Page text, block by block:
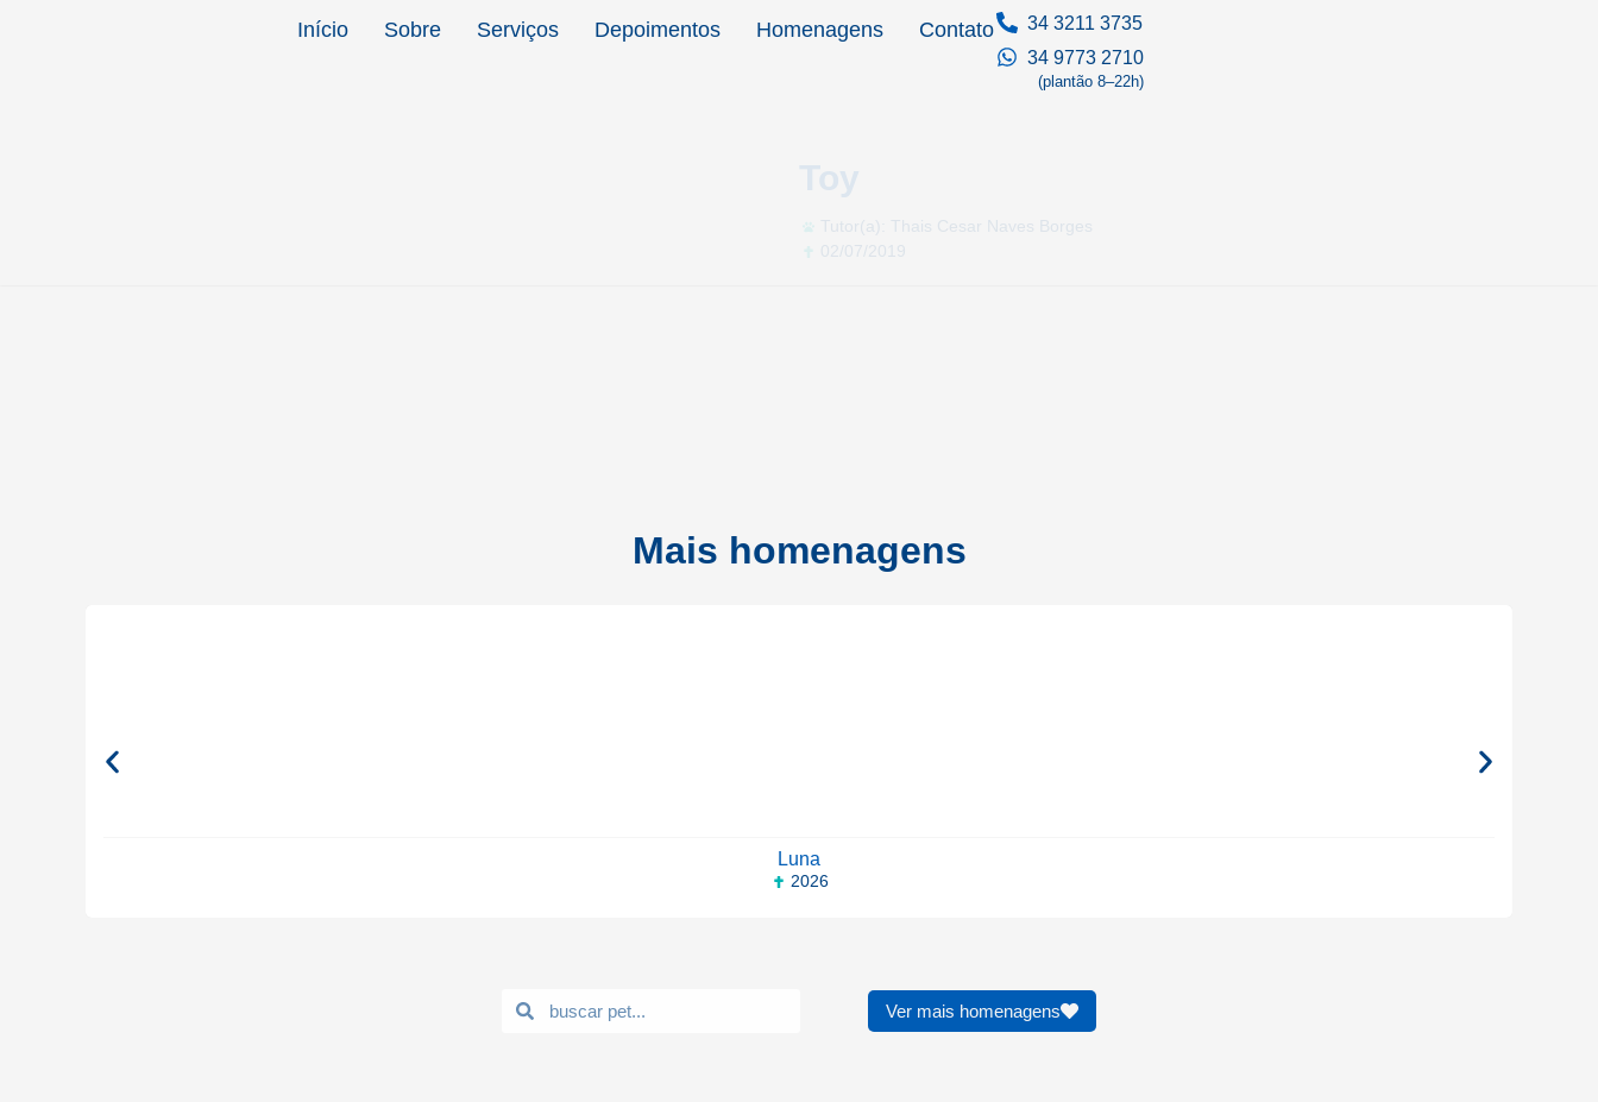
Início Sobre Serviços Depoimentos Homenagens Contato
34 3211 3735
34 9773 2710
(plantão 8–22h)
Toy
Tutor(a): Thais Cesar Naves Borges
02/07/2019
Mais homenagens
Luna
2026
Ver mais homenagens